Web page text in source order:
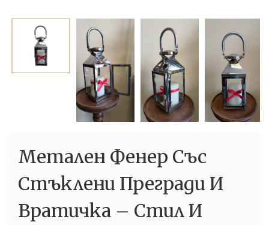
Метален Фенер Със
Стъклени Прегради И
Вратичка – Стил И